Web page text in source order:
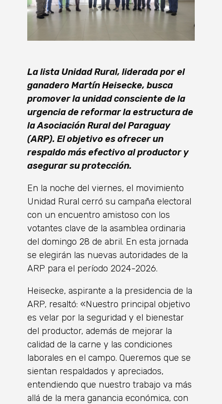
La lista Unidad Rural, liderada por el
ganadero Martín Heisecke, busca
promover la unidad consciente de la
urgencia de reformar la estructura de
la Asociación Rural del Paraguay
(ARP). El objetivo es ofrecer un
respaldo más efectivo al productor y
asegurar su protección.
En la noche del viernes, el movimiento
Unidad Rural cerró su campaña electoral
con un encuentro amistoso con los
votantes clave de la asamblea ordinaria
del domingo 28 de abril. En esta jornada
se elegirán las nuevas autoridades de la
ARP para el período 2024-2026.
Heisecke, aspirante a la presidencia de la
ARP, resaltó: «Nuestro principal objetivo
es velar por la seguridad y el bienestar
del productor, además de mejorar la
calidad de la carne y las condiciones
laborales en el campo. Queremos que se
sientan respaldados y apreciados,
entendiendo que nuestro trabajo va más
allá de la mera ganancia económica, con